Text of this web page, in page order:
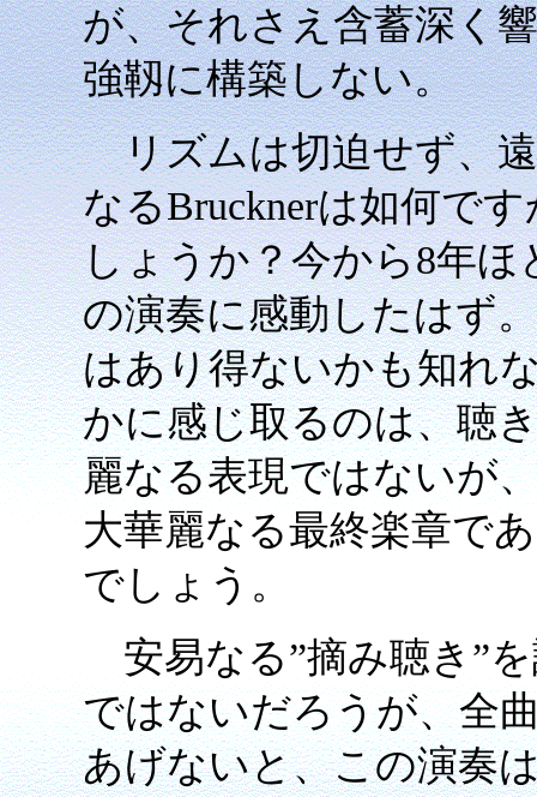
が、それさえ含蓄深く
強靱に構築しない。
リズムは切迫せず、遠
なるBrucknerは如何で
しょうか？今から8年
の演奏に感動したはず
はあり得ないかも知れ
かに感じ取るのは、聴
麗なる表現ではないが
大華麗なる最終楽章で
でしょう。
安易なる”摘み聴き”
ではないだろうが、全
あげないと、この演奏